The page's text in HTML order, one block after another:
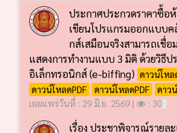
ประกาศประกวดราคาซื้อ
เขียนโปรแกรมออกแบบค
กส์เสมือนจริงสามารถเชื่
แสดงการทำงานแบบ 3 มิติ ด้วยวิธีป
อิเล็กทรอนิกส์ (e-biffing) ดาวน์โหล
ดาวน์โหลดPDF
ดาวน์โหลดPDF
ดาว
เผยแพร่วันที่ : 29 มิ.ย. 2569 |
: 30
เรื่อง ประชาพิจารณ์รายละ